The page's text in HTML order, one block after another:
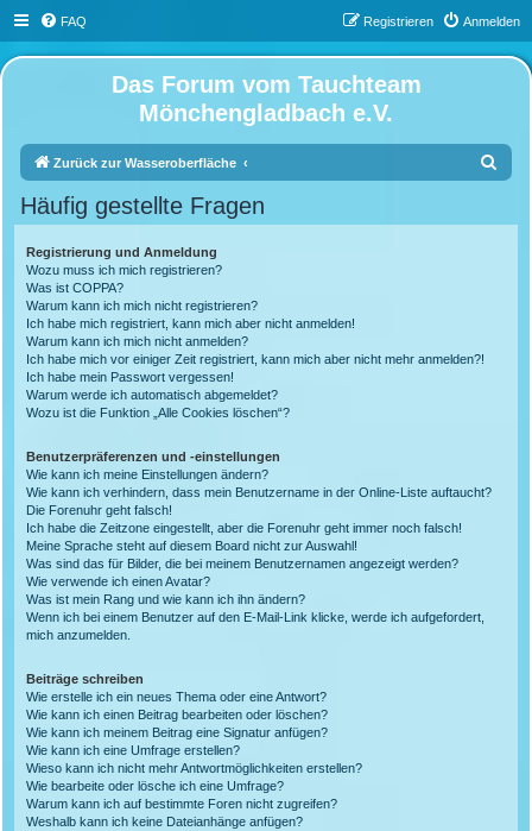
FAQ Anmelden
Registrieren
Das Forum vom Tauchteam
Mönchengladbach e.V.
Zurück zur Wasseroberfläche
Häufig gestellte Fragen
Registrierung und Anmeldung
Wozu muss ich mich registrieren?
Was ist COPPA?
Warum kann ich mich nicht registrieren?
Ich habe mich registriert, kann mich aber nicht anmelden!
Warum kann ich mich nicht anmelden?
Ich habe mich vor einiger Zeit registriert, kann mich aber nicht mehr anmelden?!
Ich habe mein Passwort vergessen!
Warum werde ich automatisch abgemeldet?
Wozu ist die Funktion „Alle Cookies löschen“?
Benutzerpräferenzen und -einstellungen
Wie kann ich meine Einstellungen ändern?
Wie kann ich verhindern, dass mein Benutzername in der Online-Liste auftaucht?
Die Forenuhr geht falsch!
Ich habe die Zeitzone eingestellt, aber die Forenuhr geht immer noch falsch!
Meine Sprache steht auf diesem Board nicht zur Auswahl!
Was sind das für Bilder, die bei meinem Benutzernamen angezeigt werden?
Wie verwende ich einen Avatar?
Was ist mein Rang und wie kann ich ihn ändern?
Wenn ich bei einem Benutzer auf den E-Mail-Link klicke, werde ich aufgefordert,
mich anzumelden.
Beiträge schreiben
Wie erstelle ich ein neues Thema oder eine Antwort?
Wie kann ich einen Beitrag bearbeiten oder löschen?
Wie kann ich meinem Beitrag eine Signatur anfügen?
Wie kann ich eine Umfrage erstellen?
Wieso kann ich nicht mehr Antwortmöglichkeiten erstellen?
Wie bearbeite oder lösche ich eine Umfrage?
Warum kann ich auf bestimmte Foren nicht zugreifen?
Weshalb kann ich keine Dateianhänge anfügen?